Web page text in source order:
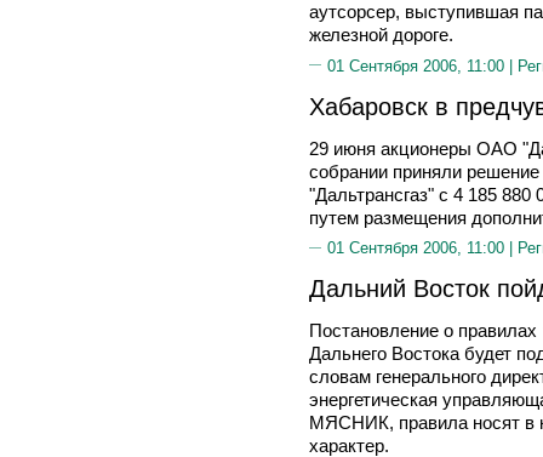
аутсорсер, выступившая
железной дороге.
01 Сентября 2006, 11:00 |
Хабаровск в
29 июня акционеры ОАО
собрании приняли
"Дальтрансгаз" с 4 185
путем размещения
01 Сентября 2006, 11:00 |
Дальний Восток
Постановление о правилах
Дальнего Востока будет
словам генерального
энергетическая
МЯСНИК, правила носят в
характер.